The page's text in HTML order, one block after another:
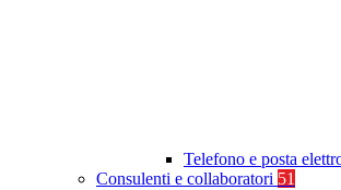
Telefono e posta
Consulenti e collaboratori 51